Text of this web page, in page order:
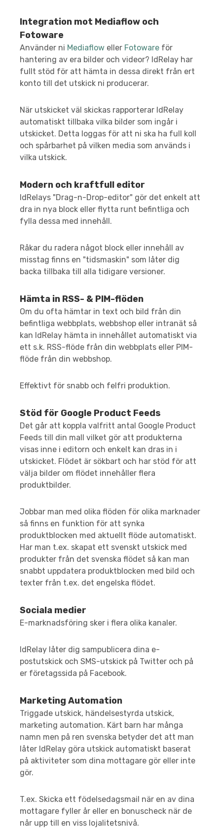
Integration mot Mediaflow och
Fotoware
Använder ni Mediaflow eller Fotoware för
hantering av era bilder och videor? IdRelay har
fullt stöd för att hämta in dessa direkt från ert
konto till det utskick ni producerar.
När utskicket väl skickas rapporterar IdRelay
automatiskt tillbaka vilka bilder som ingår i
utskicket. Detta loggas för att ni ska ha full koll
och spårbarhet på vilken media som används i
vilka utskick.
Modern och kraftfull editor
IdRelays "Drag-n-Drop-editor" gör det enkelt att
dra in nya block eller flytta runt befintliga och
fylla dessa med innehåll.
Råkar du radera något block eller innehåll av
misstag finns en "tidsmaskin" som låter dig
backa tillbaka till alla tidigare versioner.
Hämta in RSS- & PIM-flöden
Om du ofta hämtar in text och bild från din
befintliga webbplats, webbshop eller intranät så
kan IdRelay hämta in innehållet automatiskt via
ett s.k. RSS-flöde från din webbplats eller PIM-
flöde från din webbshop.
Effektivt för snabb och felfri produktion.
Stöd för Google Product Feeds
Det går att koppla valfritt antal Google Product
Feeds till din mall vilket gör att produkterna
visas inne i editorn och enkelt kan dras in i
utskicket. Flödet är sökbart och har stöd för att
välja bilder om flödet innehåller flera
produktbilder.
Jobbar man med olika flöden för olika marknader
så finns en funktion för att synka
produktblocken med aktuellt flöde automatiskt.
Har man t.ex. skapat ett svenskt utskick med
produkter från det svenska flödet så kan man
snabbt uppdatera produktblocken med bild och
texter från t.ex. det engelska flödet.
Sociala medier
E-marknadsföring sker i flera olika kanaler.
IdRelay låter dig sampublicera dina e-
postutskick och SMS-utskick på Twitter och på
er företagssida på Facebook.
Marketing Automation
Triggade utskick, händelsestyrda utskick,
marketing automation. Kärt barn har många
namn men på ren svenska betyder det att man
låter IdRelay göra utskick automatiskt baserat
på aktiviteter som dina mottagare gör eller inte
gör.
T.ex. Skicka ett födelsedagsmail när en av dina
mottagare fyller år eller en bonuscheck när de
når upp till en viss lojalitetsnivå.